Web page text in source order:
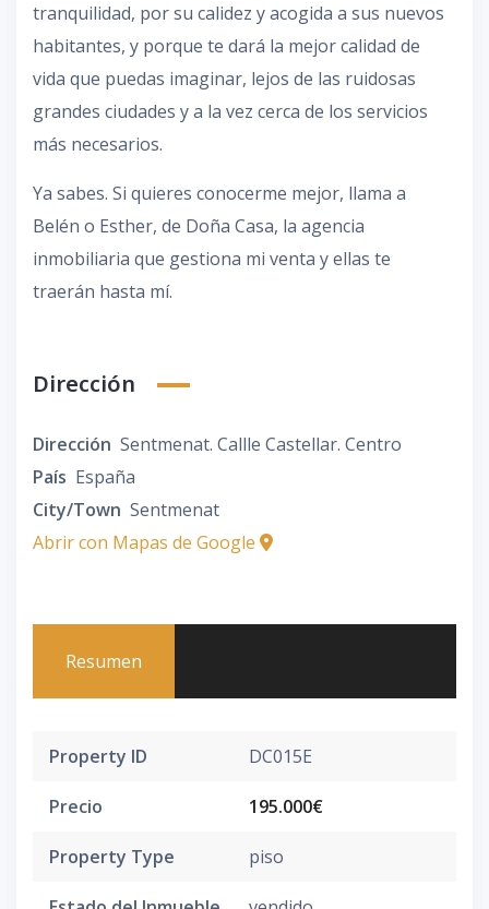
tranquilidad, por su calidez y acogida a sus nuevos
habitantes, y porque te dará la mejor calidad de
vida que puedas imaginar, lejos de las ruidosas
grandes ciudades y a la vez cerca de los servicios
más necesarios.
Ya sabes. Si quieres conocerme mejor, llama a
Belén o Esther, de Doña Casa, la agencia
inmobiliaria que gestiona mi venta y ellas te
traerán hasta mí.
Dirección
Dirección Sentmenat. Callle Castellar. Centro
País España
City/Town Sentmenat
Abrir con Mapas de Google
Resumen
Property ID DC015E
Precio 195.000€
Property Type piso